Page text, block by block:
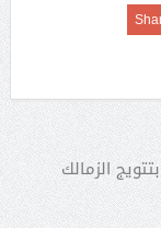
الزمالك